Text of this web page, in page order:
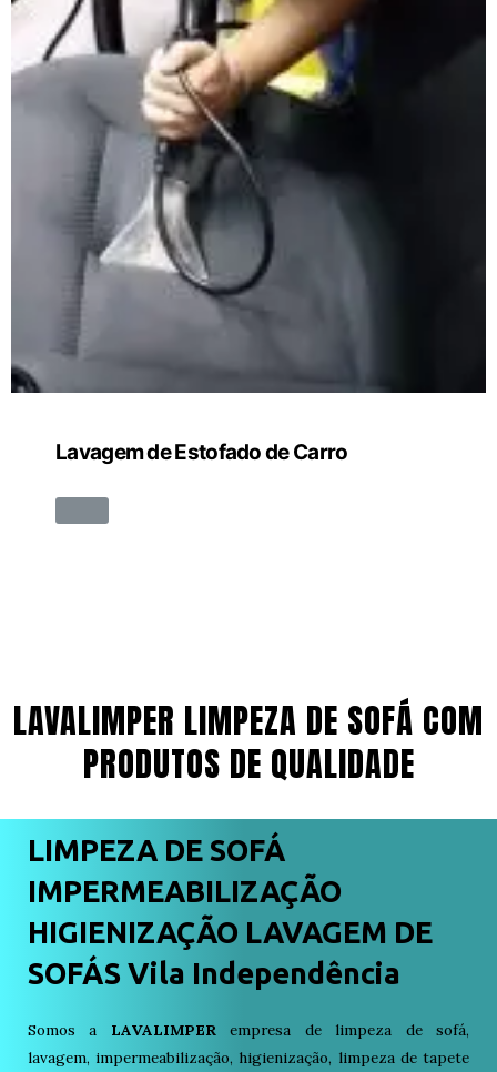
Lavagem de Estofado de Carro
LAVALIMPER LIMPEZA DE SOFÁ COM
PRODUTOS DE QUALIDADE
LIMPEZA DE SOFÁ
IMPERMEABILIZAÇÃO
HIGIENIZAÇÃO LAVAGEM DE
SOFÁS Vila Independência
Somos a LAVALIMPERempresa de limpeza de sofá,
lavagem, impermeabilização, higienização, limpeza de tapete